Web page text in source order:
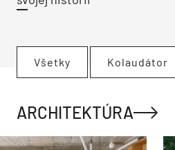
Všetky Kolaudátor
ARCHITEKTÚRA